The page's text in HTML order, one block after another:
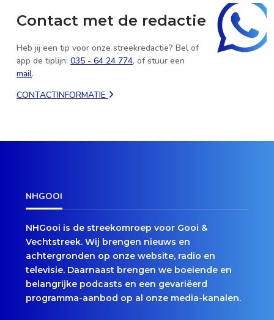
Contact met de redactie
Heb jij een tip voor onze streekredactie? Bel of
app de tiplijn: 035 - 64 24 774, of stuur een
mail.
CONTACTINFORMATIE
NHGOOI
NHGooi is de streekomroep voor Gooi &
Vechtstreek. Wij brengen nieuws en
achtergronden op onze website, radio en
televisie. Daarnaast brengen we boeiende en
belangrijke podcasts en een gevariëerd
programma-aanbod op al onze media-kanalen.